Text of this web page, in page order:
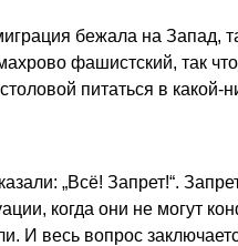
бежала на Запад,
фашистский, так
питаться в какой-
„Всё! Запрет!“.
когда они не могут
И весь вопрос